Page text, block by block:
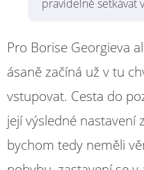
pravidelně setkávat
Pro Borise Georgieva
ásaně začíná už v tu
vstupovat. Cesta do
její výsledné
bychom tedy neměli